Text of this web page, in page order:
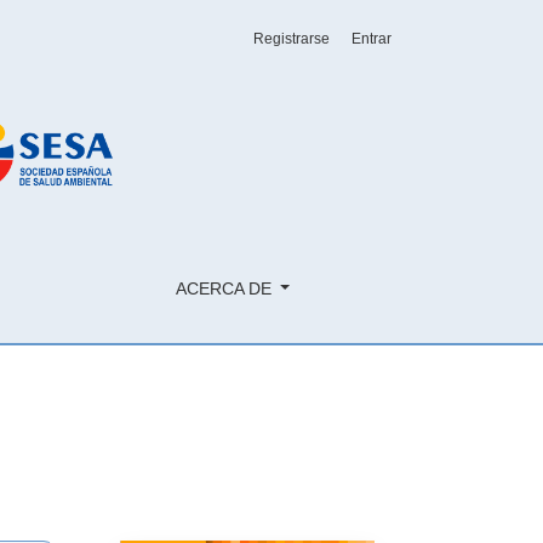
ACERCA DE
Registrarse Entrar